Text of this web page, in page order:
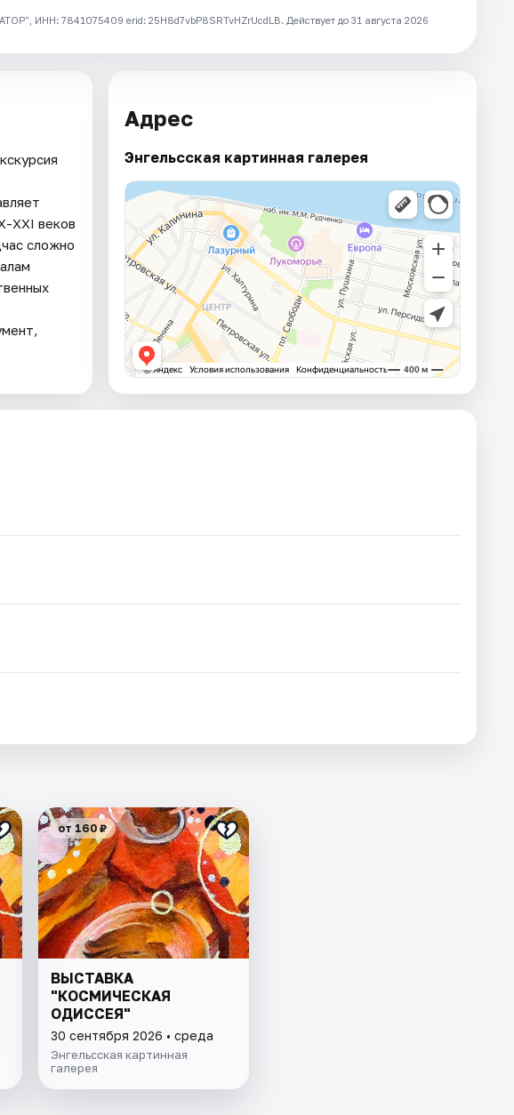
ИНН: 7841075409 erid: 25H8d7vbP8SRTvHZrUcdLB. Действует до 31 августа 2026
XXI веков
сложно
Адрес
Энгельсская картинная галерея
от 160 ₽
ВЫСТАВКА
"КОСМИЧЕСКАЯ
ОДИССЕЯ"
30 сентября 2026 • среда
Энгельсская картинная
галерея